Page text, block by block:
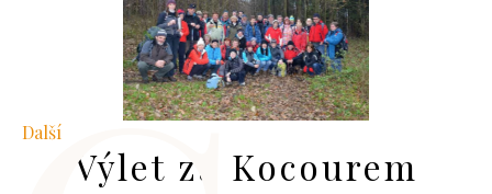
Další
Výlet za Kocourem